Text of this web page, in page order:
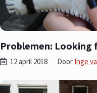
Problemen: Looking
12 april 2018 Door Inge